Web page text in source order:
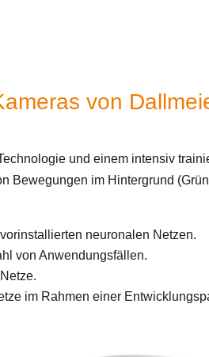
von
und einem intensiv
Bewegungen im Hintergrund
neuronalen Netzen.
von Anwendungsfällen.
im Rahmen einer